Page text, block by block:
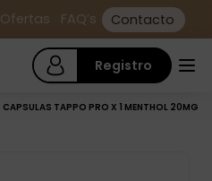
Ofertas FAQ’s Contacto
Registro
CAPSULAS TAPPO PRO X 1 MENTHOL 20MG